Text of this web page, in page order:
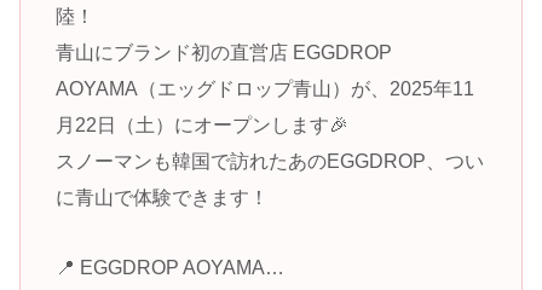
陸！
青山にブランド初の直営店 EGGDROP
AOYAMA（エッグドロップ青山）が、2025年11
月22日（土）にオープンします🎉
スノーマンも韓国で訪れたあのEGGDROP、つい
に青山で体験できます！
📍 EGGDROP AOYAMA…